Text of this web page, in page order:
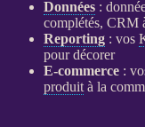
Données:
complétés, CRM
Reporting: vos
pour décorer
E-commerce:
produità la